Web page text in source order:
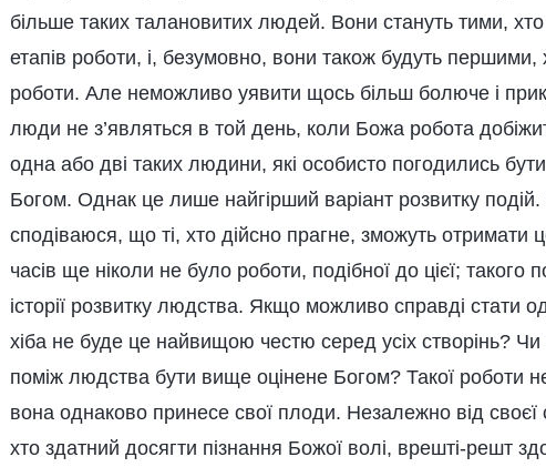
більше таких талановитих людей. Вони стануть тими,
етапів роботи, і, безумовно, вони також будуть першими,
роботи. Але неможливо уявити щось більш болюче і
люди не з’являться в той день, коли Божа робота
одна або дві таких людини, які особисто погодились
Богом. Однак це лише найгірший варіант розвитку
сподіваюся, що ті, хто дійсно прагне, зможуть отримати
часів ще ніколи не було роботи, подібної до цієї;
історії розвитку людства. Якщо можливо справді стати
хіба не буде це найвищою честю серед усіх створінь?
поміж людства бути вище оцінене Богом? Такої роботи
вона однаково принесе свої плоди. Незалежно від своєї
хто здатний досягти пізнання Божої волі, врешті-решт